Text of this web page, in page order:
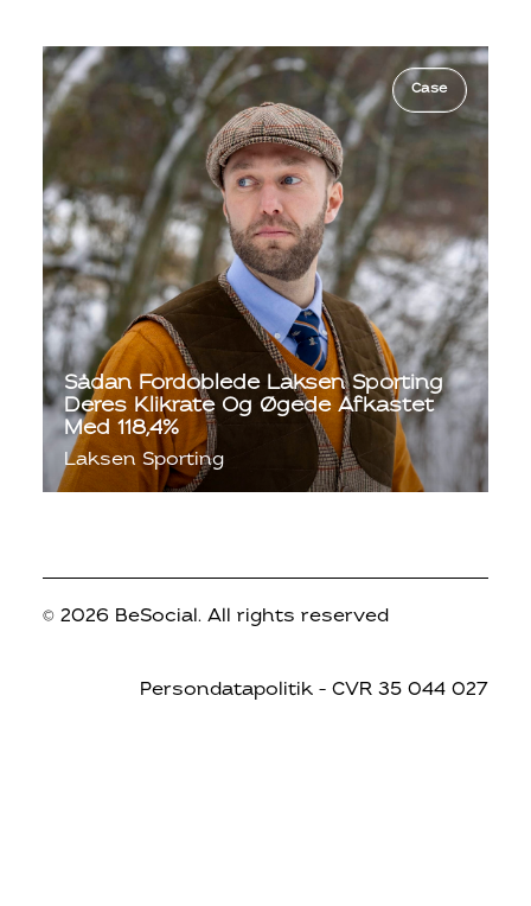
Case
Sådan Fordoblede Laksen Sporting
Deres Klikrate Og Øgede Afkastet
Med 118,4%
Laksen Sporting
© 2026 BeSocial. All rights reserved
Persondatapolitik – CVR 35 044 027